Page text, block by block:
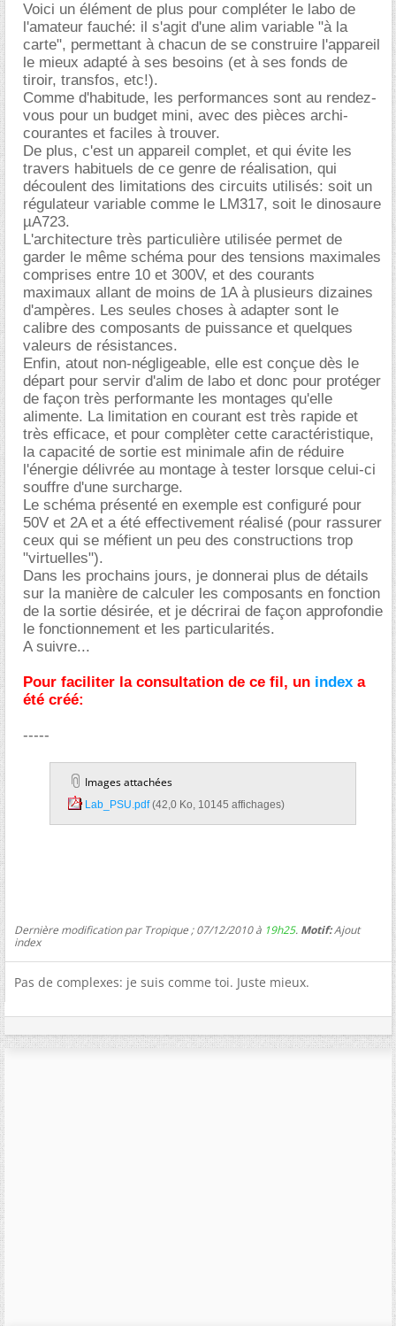
Voici un élément de plus pour compléter le labo de
l'amateur fauché: il s'agit d'une alim variable "à la
carte", permettant à chacun de se construire l'appareil
le mieux adapté à ses besoins (et à ses fonds de
tiroir, transfos, etc!).
Comme d'habitude, les performances sont au rendez-
vous pour un budget mini, avec des pièces archi-
courantes et faciles à trouver.
De plus, c'est un appareil complet, et qui évite les
travers habituels de ce genre de réalisation, qui
découlent des limitations des circuits utilisés: soit un
régulateur variable comme le LM317, soit le dinosaure
µA723.
L'architecture très particulière utilisée permet de
garder le même schéma pour des tensions maximales
comprises entre 10 et 300V, et des courants
maximaux allant de moins de 1A à plusieurs dizaines
d'ampères. Les seules choses à adapter sont le
calibre des composants de puissance et quelques
valeurs de résistances.
Enfin, atout non-négligeable, elle est conçue dès le
départ pour servir d'alim de labo et donc pour protéger
de façon très performante les montages qu'elle
alimente. La limitation en courant est très rapide et
très efficace, et pour complèter cette caractéristique,
la capacité de sortie est minimale afin de réduire
l'énergie délivrée au montage à tester lorsque celui-ci
souffre d'une surcharge.
Le schéma présenté en exemple est configuré pour
50V et 2A et a été effectivement réalisé (pour rassurer
ceux qui se méfient un peu des constructions trop
"virtuelles").
Dans les prochains jours, je donnerai plus de détails
sur la manière de calculer les composants en fonction
de la sortie désirée, et je décrirai de façon approfondie
le fonctionnement et les particularités.
A suivre...
Pour faciliter la consultation de ce fil, un index a
été créé:
-----
Images attachées
Lab_PSU.pdf‎ (42,0 Ko, 10145 affichages)
Dernière modification par Tropique ; 07/12/2010 à 19h25. Motif:Ajout
index
Pas de complexes: je suis comme toi. Juste mieux.